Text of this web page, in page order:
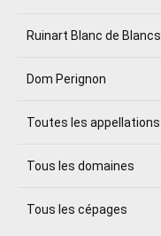
Ruinart Blanc de Blancs
Dom Perignon
Toutes les appellations
Tous les domaines
Tous les cépages